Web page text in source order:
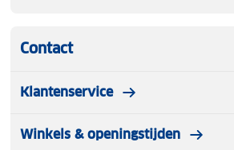
Contact
Klantenservice
Winkels & openingstijden